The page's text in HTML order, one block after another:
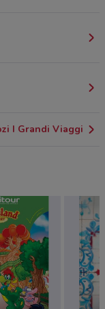
I Grandi Viaggi